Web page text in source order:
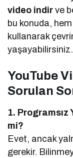
video indir ve
bu konuda,
kullanarak
yaşayabilirsiniz.
YouTube
Sorulan
1.
mi?
Evet, ancak
gerekir.